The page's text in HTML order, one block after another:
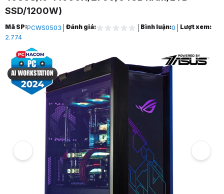
SSD/1200W)
Trang chủ
1
PC - Đồ Họa, Thiết Kế
3
PC Đồ Họa, Render HACOM
PC HACOM AI Advanced H2 (GeForce RTX 4080S/i9-14900K/Z790/
Hình ảnh và video sản phẩm
PC HACOM AI Advanced H2 (GeForce RTX 4080S/i9-14900K/Z790/
Giá niêm yết:
115.999.000 VND
Giá mua online:
102.799.000 VND
Tiết kiệm 13.200.000 VND (-11%)
Giá mua trả góp (6 tháng):17.133.167 VND / tháng
Trả góp qua thẻ VISA (12 tháng):8.566.584 VND / tháng
Mã SP:PCWS0503 Đánh giá: Bình luận:0
Lượt xem:
2.774